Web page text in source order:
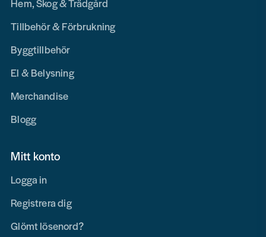
Hem, Skog & Trädgård
Tillbehör & Förbrukning
Byggtillbehör
El & Belysning
Merchandise
Blogg
Mitt konto
Logga in
Registrera dig
Glömt lösenord?